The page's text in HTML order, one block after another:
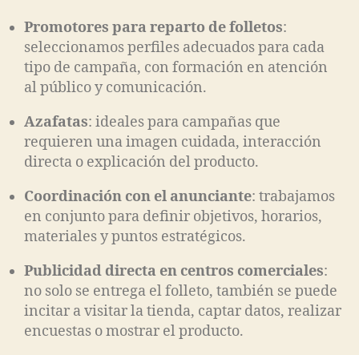
Promotores para reparto de folletos:
seleccionamos perfiles adecuados para cada
tipo de campaña, con formación en atención
al público y comunicación.
Azafatas: ideales para campañas que
requieren una imagen cuidada, interacción
directa o explicación del producto.
Coordinación con el anunciante: trabajamos
en conjunto para definir objetivos, horarios,
materiales y puntos estratégicos.
Publicidad directa en centros comerciales:
no solo se entrega el folleto, también se puede
incitar a visitar la tienda, captar datos, realizar
encuestas o mostrar el producto.